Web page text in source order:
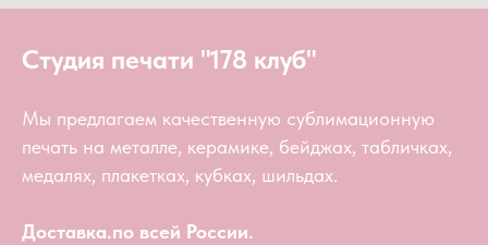
Студия печати "178 клуб"
Мы предлагаем качественную сублимационную
печать на металле, керамике, бейджах, табличках,
медалях, плакетках, кубках, шильдах.
Доставка.по всей России.